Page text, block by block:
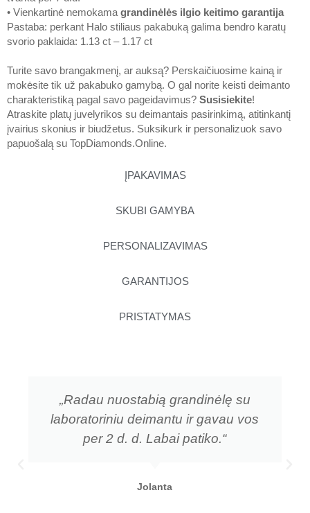
ĮPAKAVIMAS
SKUBI GAMYBA
PERSONALIZAVIMAS
GARANTIJOS
PRISTATYMAS
• Vienkartinė nemokama grandinėlės ilgio keitimo garantija
Pastaba: perkant Halo stiliaus pakabuką galima bendro karatų
svorio paklaida: 1.13 ct – 1.17 ct
Turite savo brangakmenį, ar auksą? Perskaičiuosime kainą ir
mokėsite tik už pakabuko gamybą. O gal norite keisti deimanto
charakteristiką pagal savo pageidavimus? Susisiekite!
Atraskite platų juvelyrikos su deimantais pasirinkimą, atitinkantį
įvairius skonius ir biudžetus. Suksikurk ir personalizuok savo
papuošalą su TopDiamonds.Online.
„Radau nuostabią grandinėlę su
laboratoriniu deimantu ir gavau vos
per 2 d. d. Labai patiko.“
Jolanta